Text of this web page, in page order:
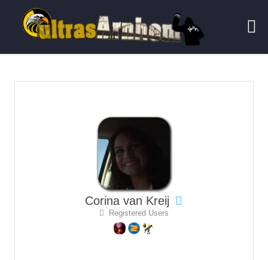
Corina van Kreij
Registered Users